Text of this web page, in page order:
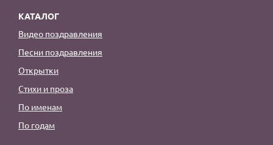
КАТАЛОГ
Видео поздравления
Песни поздравления
Открытки
Стихи и проза
По именам
По годам